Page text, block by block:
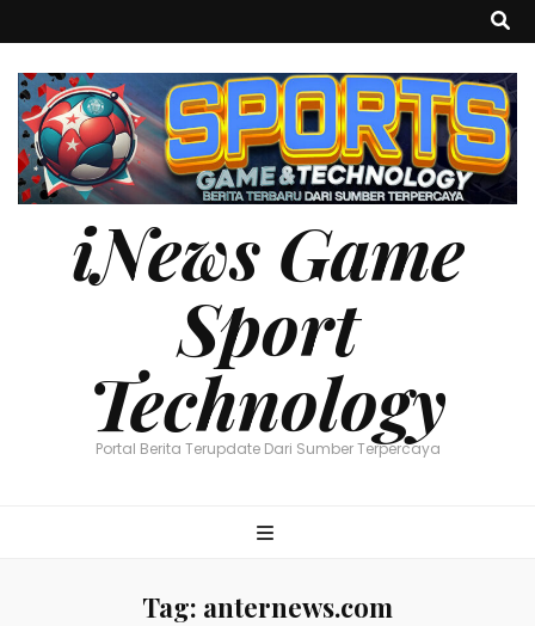
iNews Game
Sport
Technology
Portal Berita Terupdate Dari Sumber Terpercaya
Tag: anternews.com